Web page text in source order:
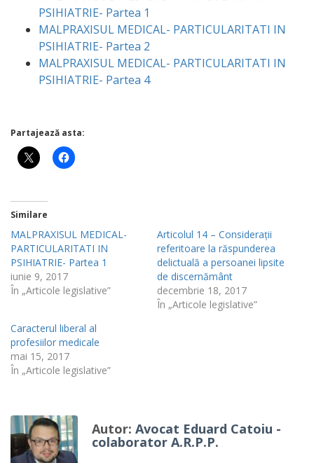
PSIHIATRIE- Partea 1
MALPRAXISUL MEDICAL- PARTICULARITATI IN
PSIHIATRIE- Partea 2
MALPRAXISUL MEDICAL- PARTICULARITATI IN
PSIHIATRIE- Partea 4
Partajează asta:
Similare
MALPRAXISUL MEDICAL-
PARTICULARITATI IN
PSIHIATRIE- Partea 1
iunie 9, 2017
În „Articole legislative”
Articolul 14 – Considerații
referitoare la răspunderea
delictuală a persoanei lipsite
de discernământ
decembrie 18, 2017
În „Articole legislative”
Caracterul liberal al
profesiilor medicale
mai 15, 2017
În „Articole legislative”
Autor: Avocat Eduard Catoiu -
colaborator A.R.P.P.